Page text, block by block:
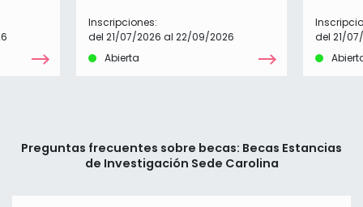
Inscripciones:
del 21/07/2026 al 22/09/2026
Abierta
del 21/
Preguntas frecuentes sobre becas: Becas Estancias
de Investigación Sede Carolina